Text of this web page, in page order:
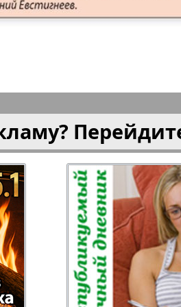
Израиль
Газета
Wолна Норд